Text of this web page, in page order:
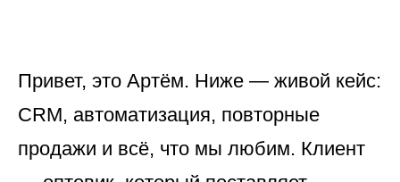
Привет, это Артём. Ниже — живой кейс:
CRM, автоматизация, повторные
продажи и всё, что мы любим. Клиент